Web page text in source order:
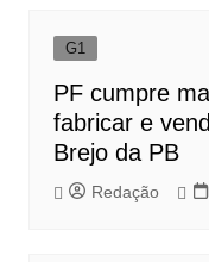
G1
PF cumpre
fabricar e
Brejo da PB
Redação